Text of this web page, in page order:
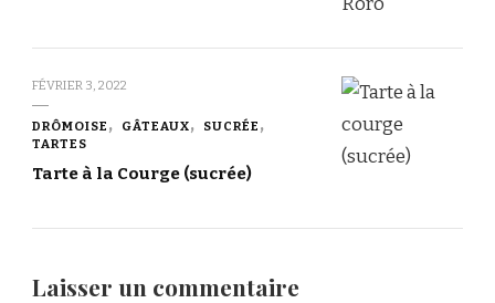
FÉVRIER 3, 2022
DRÔMOISE GÂTEAUX
SUCRÉE
TARTES
Tarte à la Courge (sucrée)
Laisser un commentaire